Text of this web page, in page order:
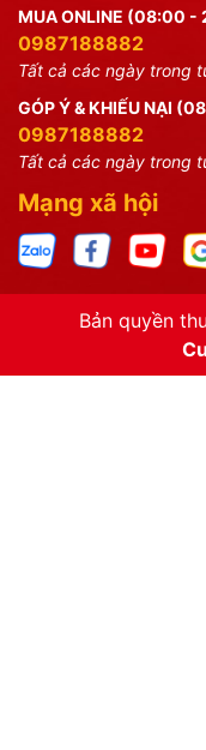
MUA ONLINE (08:00 -
0987188882
Tất cả các ngày trong
GÓP Ý & KHIẾU NẠI
0987188882
Tất cả các ngày trong
Mạng xã hội
Bản quyền